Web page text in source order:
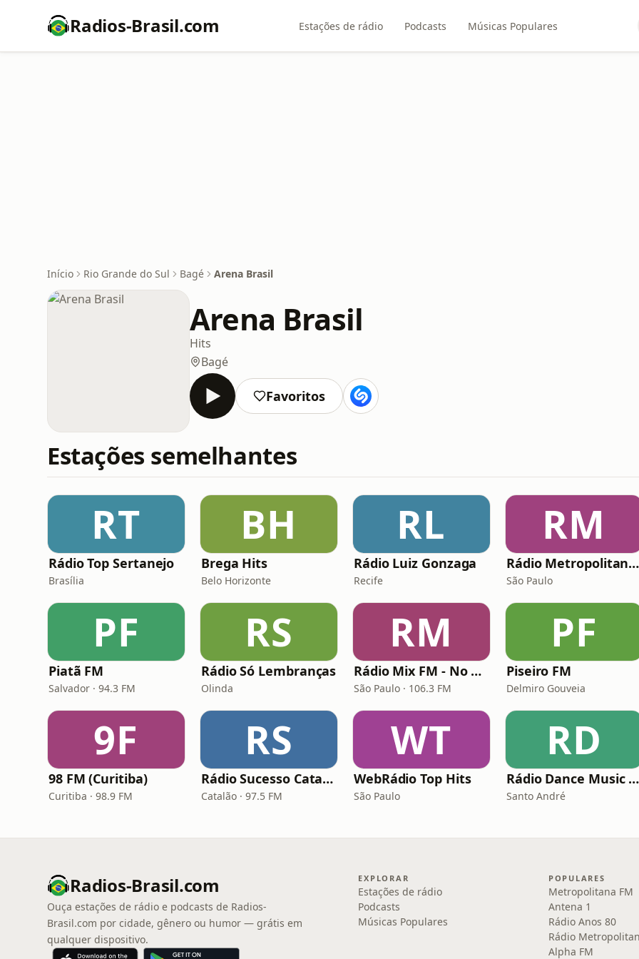
Radios-Brasil.com Estações de rádio Podcasts Músicas Populares
Início Rio Grande do Sul Bagé Arena Brasil
Arena Brasil
Hits
Bagé
Favoritos
Estações semelhantes
RT
Rádio Top Sertanejo
Brasília
BH
Brega Hits
Belo Horizonte
RL
Rádio Luiz Gonzaga
Recife
RM
Rádio Metropolitana POP
São Paulo
PF
Piatã FM
Salvador · 94.3 FM
RS
Rádio Só Lembranças
Olinda
RM
Rádio Mix FM - No Break
São Paulo · 106.3 FM
PF
Piseiro FM
Delmiro Gouveia
9F
98 FM (Curitiba)
Curitiba · 98.9 FM
RS
Rádio Sucesso Catalão
Catalão · 97.5 FM
WT
WebRádio Top Hits
São Paulo
RD
Rádio Dance Music Super Hits
Santo André
Radios-Brasil.com
Ouça estações de rádio e podcasts de Radios-
Brasil.com por cidade, gênero ou humor — grátis em
qualquer dispositivo.
EXPLORAR
Estações de rádio
Podcasts
Músicas Populares
POPULARES
Metropolitana FM
Antena 1
Rádio Anos 80
Rádio
Alpha FM